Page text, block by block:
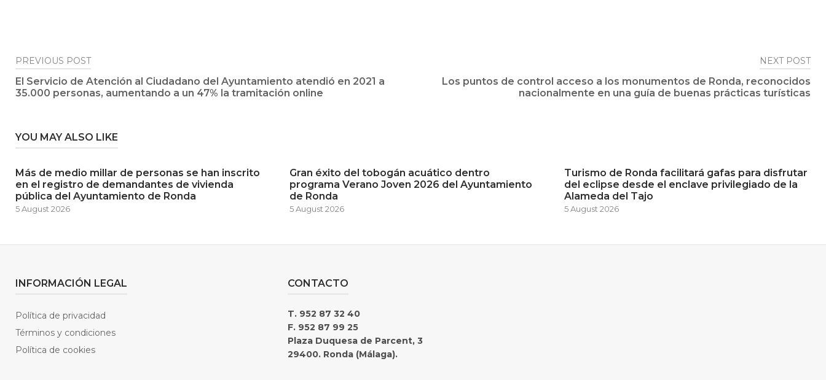
Post
navigation
PREVIOUS POST
El Servicio de Atención al Ciudadano del Ayuntamiento atendió en 2021 a
35.000 personas, aumentando a un 47% la tramitación online
NEXT POST
Los puntos de control acceso a los monumentos de Ronda, reconocidos
nacionalmente en una guía de buenas prácticas turísticas
YOU MAY ALSO LIKE
Más de medio millar de personas se han inscrito
en el registro de demandantes de vivienda
pública del Ayuntamiento de Ronda
5 August 2026
Gran éxito del tobogán acuático dentro
programa Verano Joven 2026 del Ayuntamiento
de Ronda
5 August 2026
Turismo de Ronda facilitará gafas para disfrutar
del eclipse desde el enclave privilegiado de la
Alameda del Tajo
5 August 2026
INFORMACIÓN LEGAL
Política de privacidad
Términos y condiciones
Política de cookies
CONTACTO
T. 952 87 32 40
F. 952 87 99 25
Plaza Duquesa de Parcent, 3
29400. Ronda (Málaga).